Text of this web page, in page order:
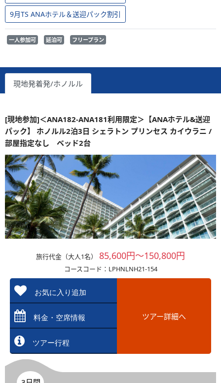
9月TS ANAホテル＆送迎パック割引
一人参加可 延泊可 フリープラン
現地発着発/ホノルル
[現地参加]＜ANA182-ANA181利用限定＞【ANAホテル&送迎
パック】 ホノルル2泊3日 シェラトン プリンセス カイウラニ /
部屋指定なし ベッド2台
旅行代金（大人1名） 85,600円～150,800円
コースコード：LPHNLNH21-154
お気に入り追加
料金・空席情報
ツアー行程
ツアー詳細へ